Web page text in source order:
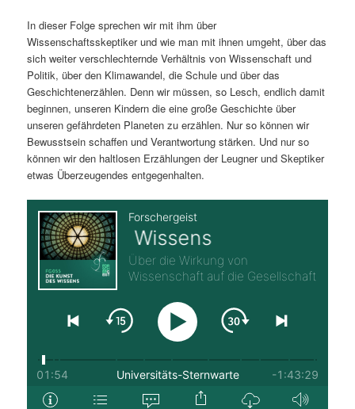
n
g
e
n
r
i
n
g
e
n
In dieser Folge sprechen wir mit ihm über
Wissenschaftsskeptiker und wie man mit ihnen umgeht, über das
sich weiter verschlechternde Verhältnis von Wissenschaft und
Politik, über den Klimawandel, die Schule und über das
Geschichtenerzählen. Denn wir müssen, so Lesch, endlich damit
beginnen, unseren Kindern die eine große Geschichte über
unseren gefährdeten Planeten zu erzählen. Nur so können wir
Bewusstsein schaffen und Verantwortung stärken. Und nur so
können wir den haltlosen Erzählungen der Leugner und Skeptiker
etwas Überzeugendes entgegenhalten.